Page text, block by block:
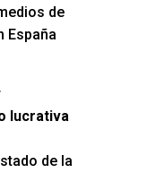
de
España
lucrativa
de la